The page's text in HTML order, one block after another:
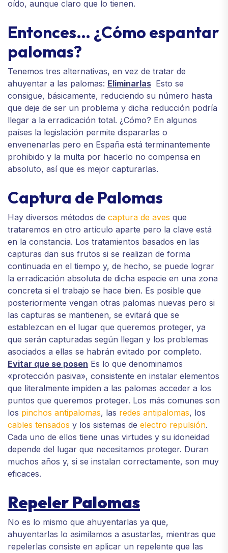
oído, aunque claro que lo tienen.
Entonces… ¿Cómo espantar
palomas?
Tenemos tres alternativas, en vez de tratar de
ahuyentar a las palomas: Eliminarlas Esto se
consigue, básicamente, reduciendo su número hasta
que deje de ser un problema y dicha reducción podría
llegar a la erradicación total. ¿Cómo? En algunos
países la legislación permite dispararlas o
envenenarlas pero en España está terminantemente
prohibido y la multa por hacerlo no compensa en
absoluto, así que es mejor capturarlas.
Captura de Palomas
Hay diversos métodos de captura de aves que
trataremos en otro artículo aparte pero la clave está
en la constancia. Los tratamientos basados en las
capturas dan sus frutos si se realizan de forma
continuada en el tiempo y, de hecho, se puede lograr
la erradicación absoluta de dicha especie en una zona
concreta si el trabajo se hace bien. Es posible que
posteriormente vengan otras palomas nuevas pero si
las capturas se mantienen, se evitará que se
establezcan en el lugar que queremos proteger, ya
que serán capturadas según llegan y los problemas
asociados a ellas se habrán evitado por completo.
Evitar que se posen Es lo que denominamos
«protección pasiva», consistente en instalar elementos
que literalmente impiden a las palomas acceder a los
puntos que queremos proteger. Los más comunes son
los pinchos antipalomas, las redes antipalomas, los
cables tensados y los sistemas de electro repulsión.
Cada uno de ellos tiene unas virtudes y su idoneidad
depende del lugar que necesitamos proteger. Duran
muchos años y, si se instalan correctamente, son muy
eficaces.
Repeler Palomas
No es lo mismo que ahuyentarlas ya que,
ahuyentarlas lo asimilamos a asustarlas, mientras que
repelerlas consiste en aplicar un repelente que las